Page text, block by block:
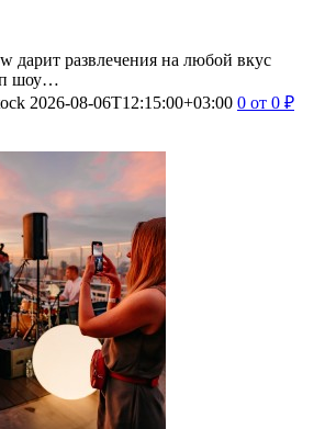
дарит развлечения на любой вкус
шоу…
2026-08-06T12:15:00+03:00 0 от 0 ₽